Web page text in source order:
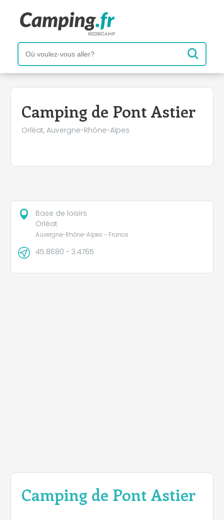
Camping de Pont Astier
Orléat, Auvergne-Rhône-Alpes
Camping de Pont Astier
+
−
Base de loisirs
Orléat
Auvergne-Rhône-Alpes - France
45.8680 - 3.4765